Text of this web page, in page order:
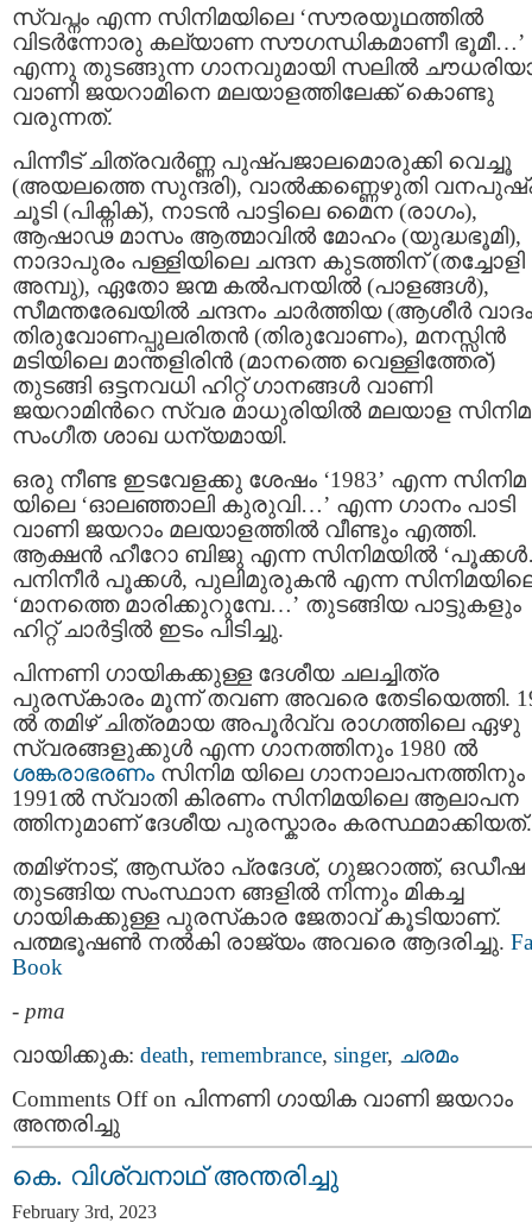
സ്വപ്നം എന്ന സിനിമയിലെ ‘സൗരയൂഥത്തിൽ
വിടർന്നോരു കല്യാണ സൗഗന്ധികമാണീ ഭൂമീ…’
എന്നു തുടങ്ങുന്ന ഗാനവുമായി സലിൽ
വാണി ജയറാമിനെ മലയാളത്തിലേക്ക് കൊണ്ടു
വരുന്നത്.
പിന്നീട് ചിത്രവർണ്ണ പുഷ്പജാലമൊരുക്കി വെച്ചൂ
(അയലത്തെ സുന്ദരി), വാൽക്കണ്ണെഴുതി
ചൂടി (പിക്നിക്), നാടൻ പാട്ടിലെ മൈന (രാഗം),
ആഷാഢ മാസം ആത്മാവില്‍ മോഹം (യുദ്ധഭൂമി),
നാദാപുരം പള്ളിയിലെ ചന്ദന കുടത്തിന് (തച്ചോളി
അമ്പു), ഏതോ ജന്മ കൽപനയിൽ (പാളങ്ങള്‍),
സീമന്തരേഖയിൽ ചന്ദനം ചാർത്തിയ (ആശീർ
തിരുവോണപ്പുലരിതൻ (തിരുവോണം), മനസ്സിൻ
മടിയിലെ മാന്തളിരിൻ (മാനത്തെ വെള്ളിത്തേര്)
തുടങ്ങി ഒട്ടനവധി ഹിറ്റ് ഗാനങ്ങൾ വാണി
ജയറാമിന്‍റെ സ്വര മാധുരിയില്‍ മലയാള
സംഗീത ശാഖ ധന്യമായി.
ഒരു നീണ്ട ഇടവേളക്കു ശേഷം ‘1983’ എന്ന സിനിമ
യിലെ ‘ഓലഞ്ഞാലി കുരുവി…’ എന്ന ഗാനം പാടി
വാണി ജയറാം മലയാളത്തില്‍ വീണ്ടും എത്തി.
ആക്ഷൻ ഹീറോ ബിജു എന്ന സിനിമയില്‍
പനിനീര്‍ പൂക്കള്‍, പുലിമുരുകന്‍ എന്ന
‘മാനത്തെ മാരിക്കുറുമ്പേ…’ തുടങ്ങിയ പാട്ടുകളും
ഹിറ്റ് ചാര്‍ട്ടില്‍ ഇടം പിടിച്ചു.
പിന്നണി ഗായികക്കുള്ള ദേശീയ ചലച്ചിത്ര
പുരസ്‌കാരം മൂന്ന് തവണ അവരെ തേടിയെത്തി.
ൽ തമിഴ് ചിത്രമായ അപൂർവ്വ രാഗത്തിലെ ഏഴു
സ്വരങ്ങളുക്കുൾ എന്ന ഗാനത്തിനും 1980 ൽ
ശങ്കരാഭരണം സിനിമ യിലെ ഗാനാലാപനത്തിനും
1991ൽ സ്വാതി കിരണം സിനിമയിലെ ആലാപന
ത്തിനുമാണ് ദേശീയ പുരസ്കാരം കരസ്ഥമാക്കിയത്.
തമിഴ്‌നാട്, ആന്ധ്രാ പ്രദേശ്, ഗുജറാത്ത്, ഒഡീഷ
തുടങ്ങിയ സംസ്ഥാന ങ്ങളിൽ നിന്നും മികച്ച
ഗായികക്കുള്ള പുരസ്‌കാര ജേതാവ് കൂടിയാണ്.
പത്മഭൂഷൺ നൽകി രാജ്യം അവരെ ആദരിച്ചു.
Book
- pma
വായിക്കുക: death, remembrance, singer, ചരമം
Comments Offon പിന്നണി ഗായിക വാണി ജയറാം
അന്തരിച്ചു
കെ. വിശ്വനാഥ് അന്തരിച്ചു
February 3rd, 2023